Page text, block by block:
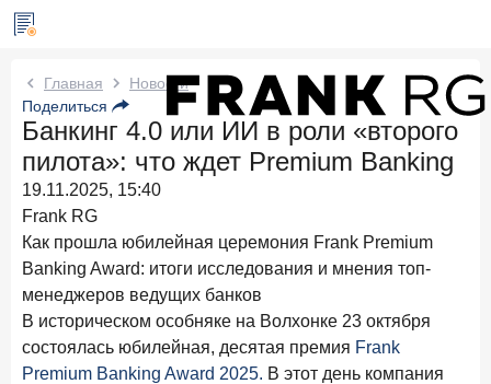
Новости Frank RG
Два дня назад ИССЛЕДОВАНИЕ
По итогам июля 2026 года объем выдач кредитов
составил 1 061,9 млрд руб.
4 августа 2026 года
Клиентский путь компании МСБ при смене
руководителя в банке обслуживания
24 июля 2026 года ИССЛЕДОВАНИЕ
Ипотека в России: итоги июня 2026 года в цифрах
Главная
Новости
Поделиться
Банкинг 4.0 или ИИ в роли «второго
пилота»: что ждет Premium Banking
19.11.2025, 15:40
Frank RG
Как прошла юбилейная церемония Frank Premium
Banking Award: итоги исследования и мнения топ-
менеджеров ведущих банков
В историческом особняке на Волхонке 23 октября
состоялась юбилейная, десятая премия Frank
Premium Banking Award 2025. В этот день компания